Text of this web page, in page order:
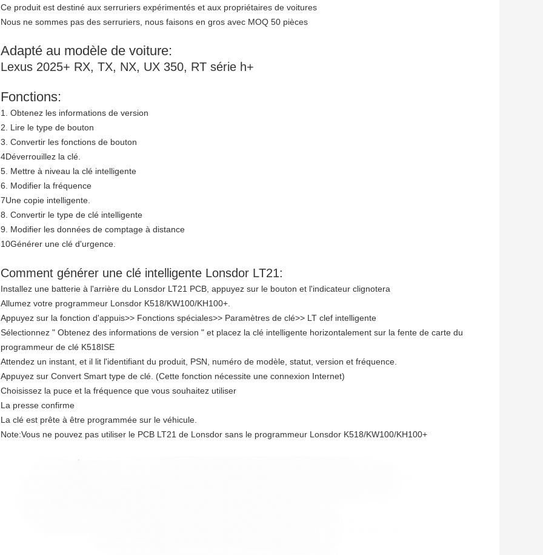
Ce produit est destiné aux serruriers expérimentés et aux propriétaires de voitures
Nous ne sommes pas des serruriers, nous faisons en gros avec MOQ 50 pièces
Adapté au modèle de voiture:
Lexus 2025+ RX, TX, NX, UX 350, RT série h+
Fonctions:
1. Obtenez les informations de version
2. Lire le type de bouton
3. Convertir les fonctions de bouton
4Déverrouillez la clé.
5. Mettre à niveau la clé intelligente
6. Modifier la fréquence
7Une copie intelligente.
8. Convertir le type de clé intelligente
9. Modifier les données de comptage à distance
10Générer une clé d'urgence.
Comment générer une clé intelligente Lonsdor LT21:
Installez une batterie à l'arrière du Lonsdor LT21 PCB, appuyez sur le bouton et l'indicateur clignotera
Allumez votre programmeur Lonsdor K518/KW100/KH100+.
Appuyez sur la fonction d'appuis>> Fonctions spéciales>> Paramètres de clé>> LT clef intelligente
Sélectionnez " Obtenez des informations de version " et placez la clé intelligente horizontalement sur la fente de carte du
programmeur de clé K518ISE
Attendez un instant, et il lit l'identifiant du produit, PSN, numéro de modèle, statut, version et fréquence.
Appuyez sur Convert Smart type de clé. (Cette fonction nécessite une connexion Internet)
Choisissez la puce et la fréquence que vous souhaitez utiliser
La presse confirme
La clé est prête à être programmée sur le véhicule.
Note:Vous ne pouvez pas utiliser le PCB LT21 de Lonsdor sans le programmeur Lonsdor K518/KW100/KH100+